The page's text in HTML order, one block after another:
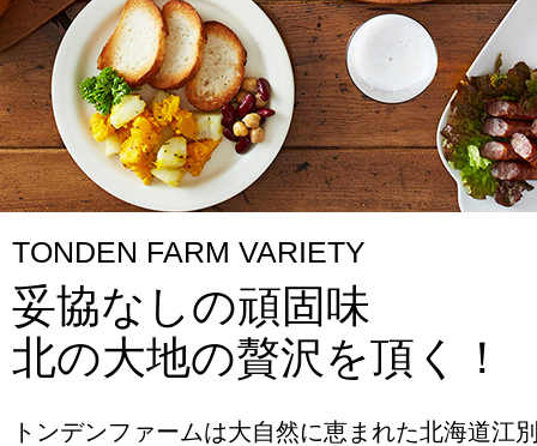
TONDEN FARM VARIETY
妥協なしの頑固味
北の大地の贅沢を頂く！
トンデンファームは大自然に恵まれた北海道江